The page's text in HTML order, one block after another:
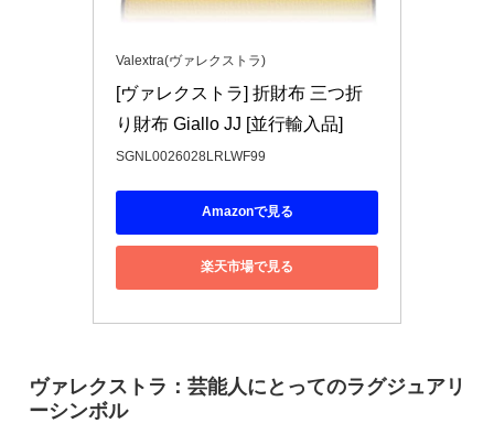
Valextra(ヴァレクストラ)
[ヴァレクストラ] 折財布 三つ折
り財布 Giallo JJ [並行輸入品]
SGNL0026028LRLWF99
Amazonで見る
楽天市場で見る
ヴァレクストラ：芸能人にとってのラグジュアリ
ーシンボル